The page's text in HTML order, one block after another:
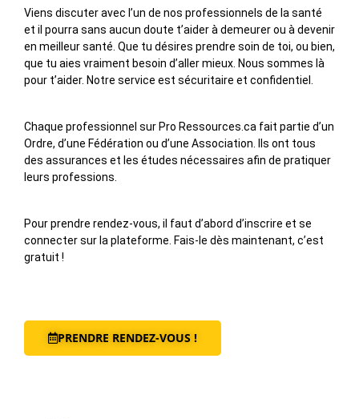
Viens discuter avec l’un de nos professionnels de la santé
et il pourra sans aucun doute t’aider à demeurer ou à devenir
en meilleur santé. Que tu désires prendre soin de toi, ou bien,
que tu aies vraiment besoin d’aller mieux. Nous sommes là
pour t’aider. Notre service est sécuritaire et confidentiel.
Chaque professionnel sur Pro Ressources.ca fait partie d’un
Ordre, d’une Fédération ou d’une Association. Ils ont tous
des assurances et les études nécessaires afin de pratiquer
leurs professions.
Pour prendre rendez-vous, il faut d’abord d’inscrire et se
connecter sur la plateforme. Fais-le dès maintenant, c’est
gratuit !
PRENDRE RENDEZ-VOUS !